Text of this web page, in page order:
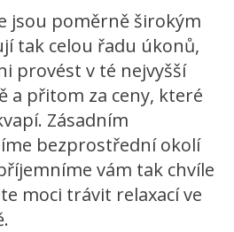
jsou poměrně širokým
tak celou řadu úkonů,
provést v té nejvyšší
a přitom za ceny, které
Zásadním
bezprostřední okolí
vám tak chvíle
moci trávit relaxací ve